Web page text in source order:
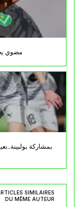
مضوي
بمشاركة
SIMILAIRES
DU MÊME AUTEUR